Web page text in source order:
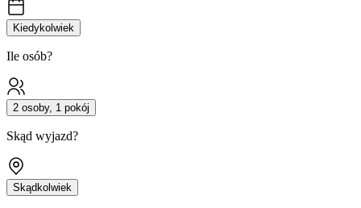
Kiedykolwiek
Ile osób?
2 osoby, 1 pokój
Skąd wyjazd?
Skądkolwiek